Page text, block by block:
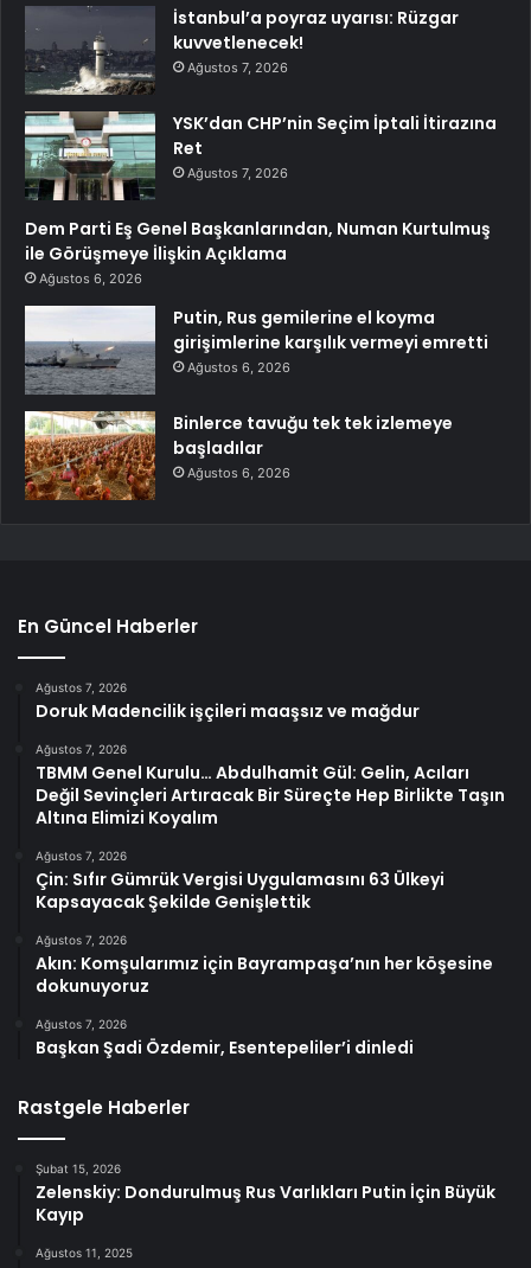
İstanbul’a poyraz uyarısı: Rüzgar
kuvvetlenecek!
Ağustos 7, 2026
YSK’dan CHP’nin Seçim İptali İtirazına
Ret
Ağustos 7, 2026
Dem Parti Eş Genel Başkanlarından, Numan Kurtulmuş
ile Görüşmeye İlişkin Açıklama
Ağustos 6, 2026
Putin, Rus gemilerine el koyma
girişimlerine karşılık vermeyi emretti
Ağustos 6, 2026
Binlerce tavuğu tek tek izlemeye
başladılar
Ağustos 6, 2026
En Güncel Haberler
Ağustos 7, 2026
Doruk Madencilik işçileri maaşsız ve mağdur
Ağustos 7, 2026
TBMM Genel Kurulu… Abdulhamit Gül: Gelin, Acıları
Değil Sevinçleri Artıracak Bir Süreçte Hep Birlikte Taşın
Altına Elimizi Koyalım
Ağustos 7, 2026
Çin: Sıfır Gümrük Vergisi Uygulamasını 63 Ülkeyi
Kapsayacak Şekilde Genişlettik
Ağustos 7, 2026
Akın: Komşularımız için Bayrampaşa’nın her köşesine
dokunuyoruz
Ağustos 7, 2026
Başkan Şadi Özdemir, Esentepeliler’i dinledi
Rastgele Haberler
Şubat 15, 2026
Zelenskiy: Dondurulmuş Rus Varlıkları Putin İçin Büyük
Kayıp
Ağustos 11, 2025